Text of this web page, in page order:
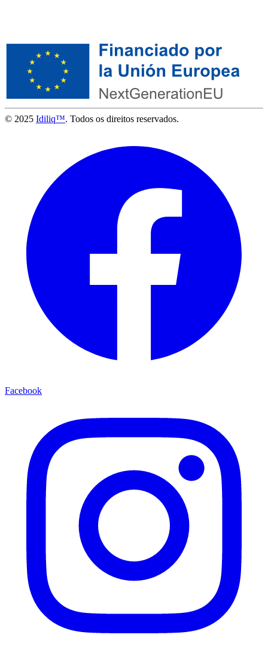
© 2025 Idiliq™. Todos os direitos reservados.
Facebook